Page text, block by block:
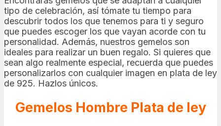
tipo de celebración, así tómate tu tiempo para
descubrir todos los que tenemos para ti y seguro
que puedes escoger los que vayan acorde con tu
personalidad. Además, nuestros gemelos son
ideales para realizar un buen regalo. Si quieres que
sean algo realmente especial, recuerda que puedes
personalizarlos con cualquier imagen en plata de ley
de 925. Hazlos únicos.
Gemelos Hombre Plata de ley